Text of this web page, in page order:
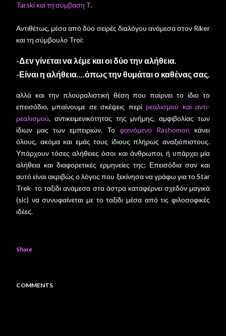
Tarski και τη σύμβαση Τ.
Αντιθέτως, μέσα από δύο σειρές διαλόγου ανάμεσα στον Riker
και τη σύμβουλο Troi:
-Δεν γίνεται να λέμε και οι δύο την αλήθεια.
-Είναι η αλήθεια....όπως την θυμάται ο καθένας σας.
αλλά και την πλουραλιστική θέση που παίρνει το ίδιο το
επεισόδιο, μπαίνουμε σε σκέψεις περίρεαλισμού και αντι-
ρεαλισμού, αντικειμενικότητας της μνήμης, αμφιβολίας των
ίδιων μας των εμπειριών. Το φαινόμενο Rashomon κάνει
όλους, ακόμα και εμάς τους ίδιους πλήρως αναξιόπιστους.
Υπάρχουν τόσες αλήθειες όσοι και άνθρωποι, ή υπάρχει μία
αλήθεια και διαφορετικές ερμηνείες της; Επεισόδια σαν και
αυτό είναι ακριβώς ο λόγος που ξεκίνησα να γράφω για το Star
Trek∙ το ταξίδι ανάμεσα στα άστρα καταφέρνει σχεδόν μαγικά
(sic) να συνυφαίνεται με το ταξίδι μέσα από τις φιλοσοφικές
ιδέες.
Share
COMMENTS